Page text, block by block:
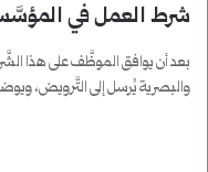
شرط العمل في
بعد أن يوافق الموظَّف على هذا
والبصرية يُرسل إلى التَّرويض،